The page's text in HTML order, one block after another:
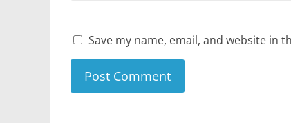
Save my name, email, and website in